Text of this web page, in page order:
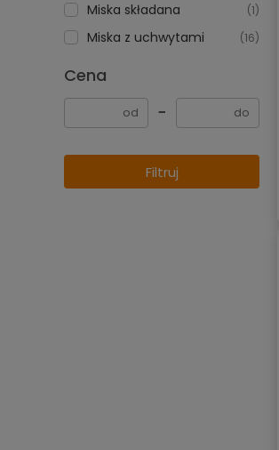
Miska składana (1)
Miska z uchwytami (16)
Cena
−
Filtruj